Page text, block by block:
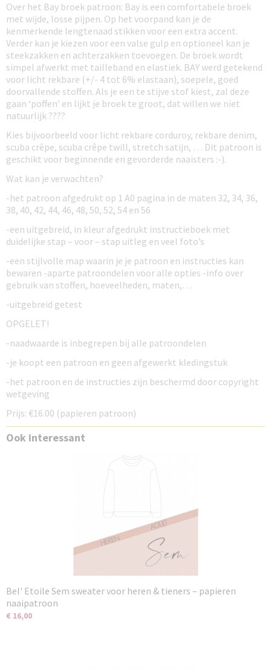
Over het Bay broek patroon: Bay is een comfortabele broek
met wijde, losse pijpen. Op het voorpand kan je de
kenmerkende lengtenaad stikken voor een extra accent.
Verder kan je kiezen voor een valse gulp en optioneel kan je
steekzakken en achterzakken toevoegen. De broek wordt
simpel afwerkt met tailleband en elastiek. BAY werd getekend
voor licht rekbare (+/- 4 tot 6% elastaan), soepele, goed
doorvallende stoffen. Als je een te stijve stof kiest, zal deze
gaan ‘poffen’ en lijkt je broek te groot, dat willen we niet
natuurlijk ????
Kies bijvoorbeeld voor licht rekbare corduroy, rekbare denim,
scuba crêpe, scuba crêpe twill, stretch satijn, … Dit patroon is
geschikt voor beginnende en gevorderde naaisters :-).
Wat kan je verwachten?
-het patroon afgedrukt op 1 A0 pagina in de maten 32, 34, 36,
38, 40, 42, 44, 46, 48, 50, 52, 54 en 56
-een uitgebreid, in kleur afgedrukt instructieboek met
duidelijke stap – voor – stap uitleg en veel foto’s
-een stijlvolle map waarin je je patroon en instructies kan
bewaren -aparte patroondelen voor alle opties -info over
gebruik van stoffen, hoeveelheden, maten,…
-uitgebreid getest
OPGELET!
-naadwaarde is inbegrepen bij alle patroondelen
-je koopt een patroon en geen afgewerkt kledingstuk
-het patroon en de instructies zijn beschermd door copyright
wetgeving
Prijs: €16.00 (papieren patroon)
Ook interessant
Bel' Etoile Sem sweater voor heren & tieners – papieren
naaipatroon
€ 16,00